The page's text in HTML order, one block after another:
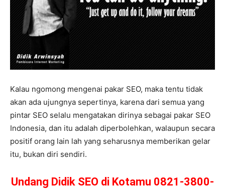
Kalau ngomong mengenai pakar SEO, maka tentu tidak
akan ada ujungnya sepertinya, karena dari semua yang
pintar SEO selalu mengatakan dirinya sebagai pakar SEO
Indonesia, dan itu adalah diperbolehkan, walaupun secara
positif orang lain lah yang seharusnya memberikan gelar
itu, bukan diri sendiri.
Undang Didik SEO di Kotamu 0821-3800-